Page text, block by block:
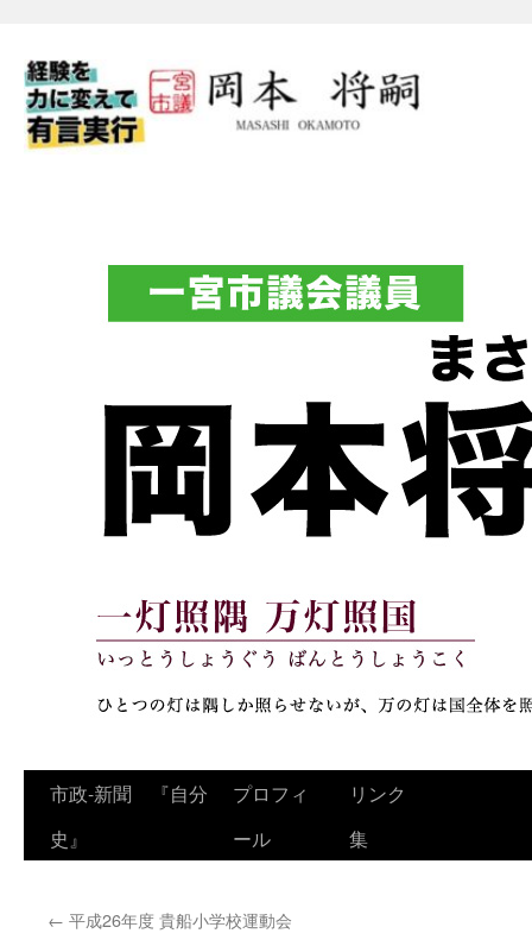
コ
ン
市政‐新聞 『自分
史』
プロフィ
ール
リンク
集
← 平成26年度 貴船小学校運動会